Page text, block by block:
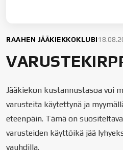
RAAHEN JÄÄKIEKKOKLUBI
Jääkiekon kustannustasoa voi
varusteita käytettynä ja
eteenpäin. Tämä on
varusteiden käyttöikä jää
vauhdilla.